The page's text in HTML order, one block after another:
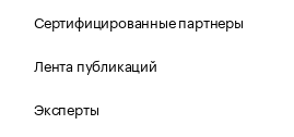
Сертифицированные партнеры
Лента публикаций
Эксперты